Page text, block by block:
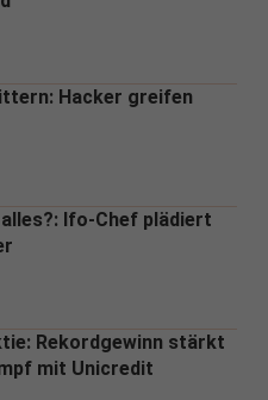
Hacker greifen
Ifo-Chef plädiert
Rekordgewinn stärkt
mit Unicredit